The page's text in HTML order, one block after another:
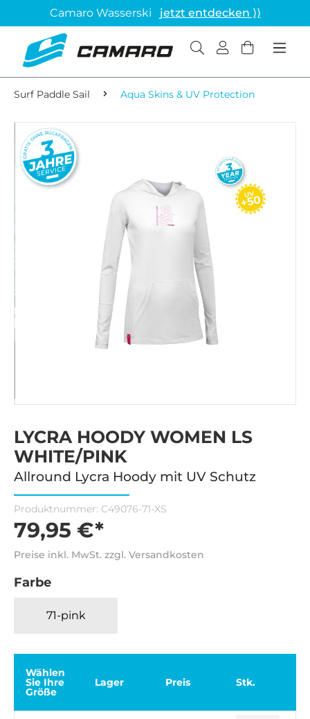
Camaro Wasserski jetzt entdecken ⟩⟩
Surf Paddle Sail Aqua Skins & UV Protection
LYCRA HOODY WOMEN LS
WHITE/PINK
Allround Lycra Hoody mit UV Schutz
Produktnummer: C49076-71-XS
79,95 €*
Preise inkl. MwSt. zzgl. Versandkosten
Farbe
71-pink
Wählen
Sie Ihre
Größe
Lager Preis Stk.